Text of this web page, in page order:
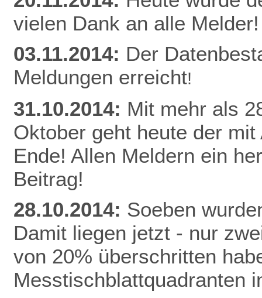
vielen Dank an alle Melder!
03.11.2014: Der
Meldungen erreicht!
31.10.2014: Mit mehr als
Oktober geht heute der
Ende! Allen Meldern ein
Beitrag!
28.10.2014: Soeben
Damit liegen jetzt - nur
von 20% überschritten
Messtischblattquadranten